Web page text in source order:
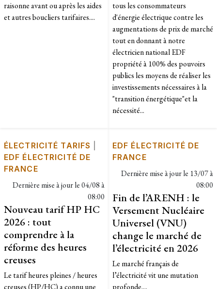
raisonne avant ou après les aides
et autres boucliers tarifaires....
tous les consommateurs
d'énergie électrique contre les
augmentations de prix de marché
tout en donnant à notre
électricien national EDF
propriété à 100% des pouvoirs
publics les moyens de réaliser les
investissements nécessaires à la
"transition énergétique"et la
nécessité...
ÉLECTRICITÉ TARIFS
EDF ÉLECTRICITÉ DE
FRANCE
Dernière mise à jour le04/08 à
08:00
Nouveau tarif HP HC
2026 : tout
comprendre à la
réforme des heures
creuses
Le tarif heures pleines / heures
creuses (HP/HC) a connu une
EDF ÉLECTRICITÉ DE
FRANCE
Dernière mise à jour le 13/07 à
08:00
Fin de l’ARENH : le
Versement Nucléaire
Universel (VNU)
change le marché de
l’électricité en 2026
Le marché français de
l’électricité vit une mutation
profonde....